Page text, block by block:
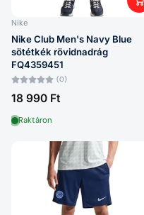
Nike
Nike Club Men's Navy Blue
sötétkék rövidnadrág
FQ4359451
(0)
18 990 Ft
Raktáron